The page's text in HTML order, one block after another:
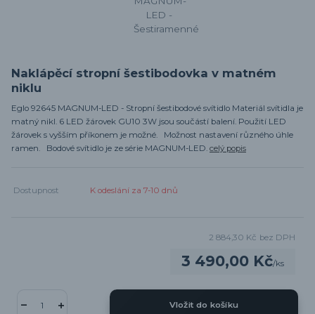
Naklápěcí stropní šestibodovka v matném
niklu
Eglo 92645 MAGNUM-LED - Stropní šestibodové svítidlo Materiál svítidla je
matný nikl. 6 LED žárovek GU10 3W jsou součástí balení. Použití LED
žárovek s vyšším příkonem je možné. Možnost nastavení různého úhle
ramen. Bodové svítidlo je ze série MAGNUM-LED. celý popis
Dostupnost K odeslání za 7-10 dnů
3 490,00 Kč/ks
2 884,30 Kč bez DPH
Vložit do košíku